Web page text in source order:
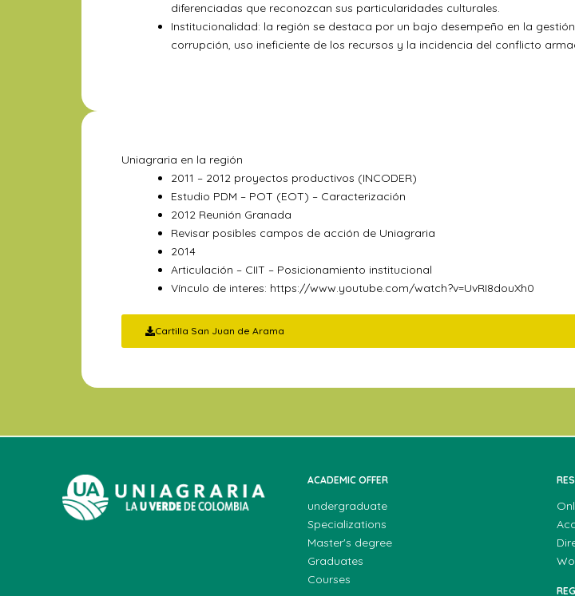
diferenciadas que reconozcan sus particularidades culturales.
Institucionalidad: la región se destaca por un bajo desempeño en la
corrupción, uso ineficiente de los recursos y la incidencia del conflicto
Uniagraria en la región
2011 – 2012 proyectos productivos (INCODER)
Estudio PDM – POT (EOT) – Caracterización
2012 Reunión Granada
Revisar posibles campos de acción de Uniagraria
2014
Articulación – CIIT – Posicionamiento institucional
Vínculo de interes: https://www.youtube.com/watch?v=UvRI8douXh0
Cartilla San Juan de Arama
ACADEMIC OFFER
undergraduate
Specializations
Master's degree
Graduates
Courses